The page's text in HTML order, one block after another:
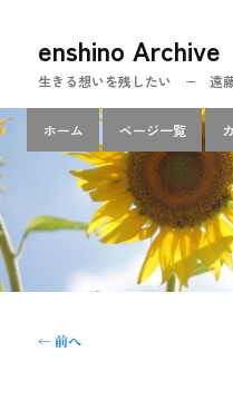
ン
テ
ン
ツ
移
動
enshino Archive
生きる想いを残したい − 遠
メ
イ
ン
メ
ニ
ュ
ー
ホーム ページ一覧
投
←前へ